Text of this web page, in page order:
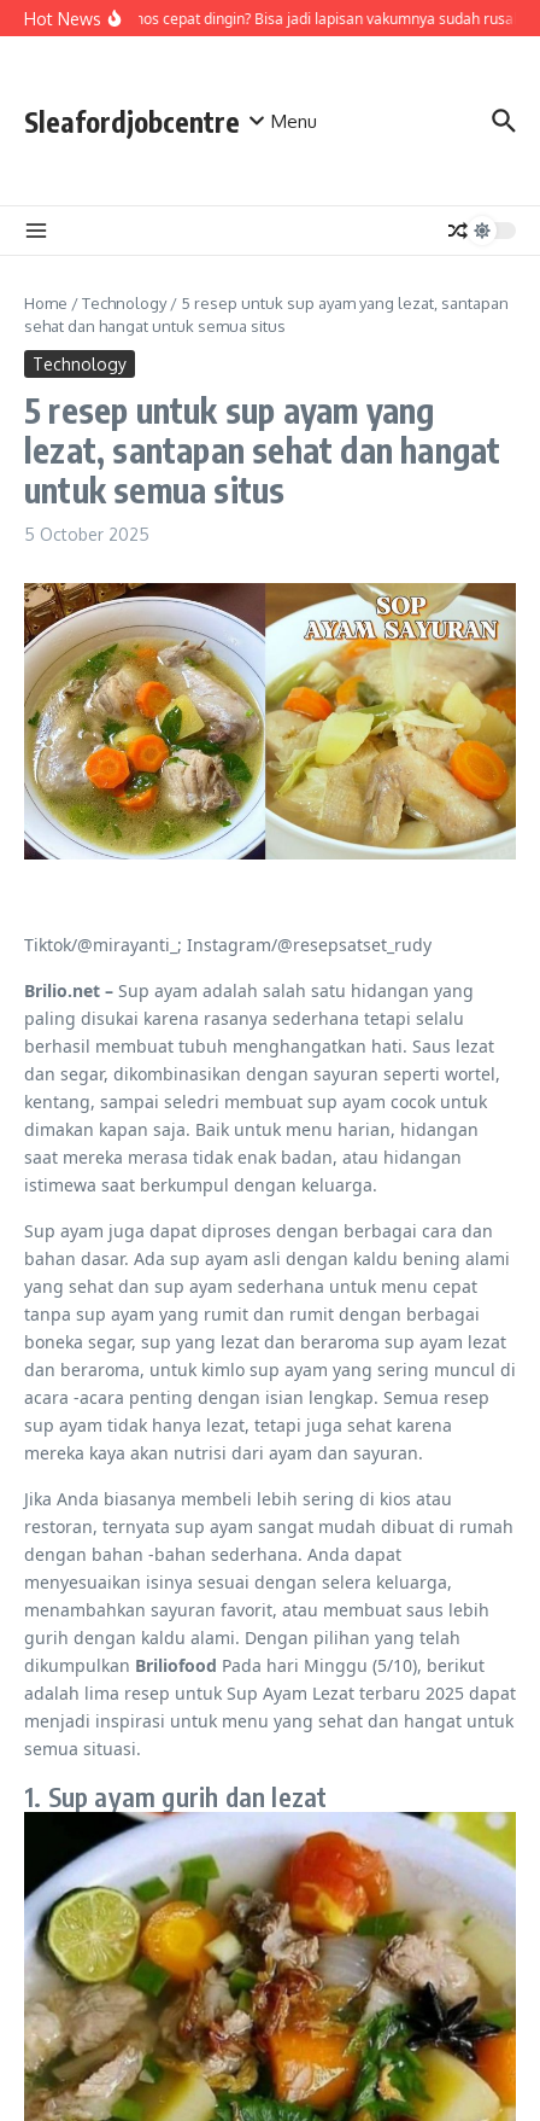
Skip to content
Hot News
Air di termos cepat dingin? Bisa jadi lapisan vakumnya sudah rusak, cek
Sleafordjobcentre Menu
Home /Technology/ 5 resep untuk sup ayam yang lezat, santapan
sehat dan hangat untuk semua situs
Technology
5 resep untuk sup ayam yang
lezat, santapan sehat dan hangat
untuk semua situs
5 October 2025
Tiktok/@mirayanti_; Instagram/@resepsatset_rudy
Brilio.net – Sup ayam adalah salah satu hidangan yang
paling disukai karena rasanya sederhana tetapi selalu
berhasil membuat tubuh menghangatkan hati. Saus lezat
dan segar, dikombinasikan dengan sayuran seperti wortel,
kentang, sampai seledri membuat sup ayam cocok untuk
dimakan kapan saja. Baik untuk menu harian, hidangan
saat mereka merasa tidak enak badan, atau hidangan
istimewa saat berkumpul dengan keluarga.
Sup ayam juga dapat diproses dengan berbagai cara dan
bahan dasar. Ada sup ayam asli dengan kaldu bening alami
yang sehat dan sup ayam sederhana untuk menu cepat
tanpa sup ayam yang rumit dan rumit dengan berbagai
boneka segar, sup yang lezat dan beraroma sup ayam lezat
dan beraroma, untuk kimlo sup ayam yang sering muncul di
acara -acara penting dengan isian lengkap. Semua resep
sup ayam tidak hanya lezat, tetapi juga sehat karena
mereka kaya akan nutrisi dari ayam dan sayuran.
Jika Anda biasanya membeli lebih sering di kios atau
restoran, ternyata sup ayam sangat mudah dibuat di rumah
dengan bahan -bahan sederhana. Anda dapat
menyesuaikan isinya sesuai dengan selera keluarga,
menambahkan sayuran favorit, atau membuat saus lebih
gurih dengan kaldu alami. Dengan pilihan yang telah
dikumpulkan Briliofood Pada hari Minggu (5/10), berikut
adalah lima resep untuk Sup Ayam Lezat terbaru 2025 dapat
menjadi inspirasi untuk menu yang sehat dan hangat untuk
semua situasi.
1. Sup ayam gurih dan lezat